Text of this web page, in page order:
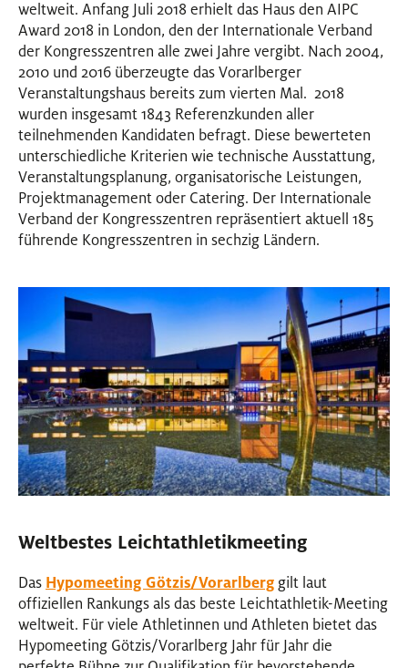
weltweit. Anfang Juli 2018 erhielt das Haus den AIPC
Award 2018 in London, den der Internationale Verband
der Kongresszentren alle zwei Jahre vergibt. Nach 2004,
2010 und 2016 überzeugte das Vorarlberger
Veranstaltungshaus bereits zum vierten Mal. 2018
wurden insgesamt 1843 Referenzkunden aller
teilnehmenden Kandidaten befragt. Diese bewerteten
unterschiedliche Kriterien wie technische Ausstattung,
Veranstaltungsplanung, organisatorische Leistungen,
Projektmanagement oder Catering. Der Internationale
Verband der Kongresszentren repräsentiert aktuell 185
führende Kongresszentren in sechzig Ländern.
Weltbestes Leichtathletikmeeting
Das Hypomeeting Götzis/Vorarlberg gilt laut
offiziellen Rankungs als das beste Leichtathletik-Meeting
weltweit. Für viele Athletinnen und Athleten bietet das
Hypomeeting Götzis/Vorarlberg Jahr für Jahr die